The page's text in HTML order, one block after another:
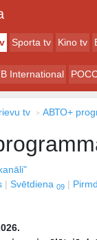
Sporta tv Kino tv
International
tv АВТО+
Svētdiena 09